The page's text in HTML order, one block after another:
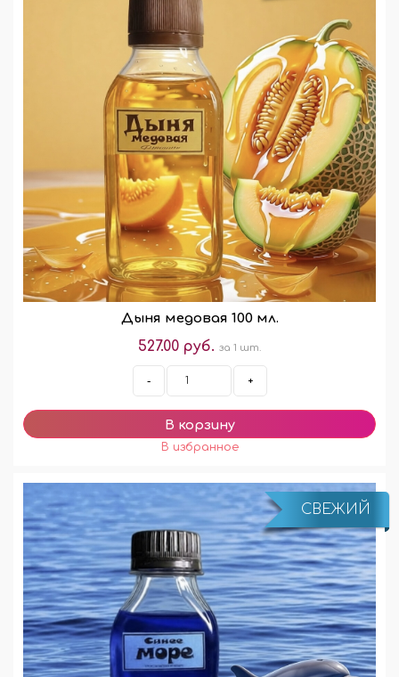
Дыня медовая 100 мл.
527.00 руб. за 1 шт.
- +
СВЕЖИЙ